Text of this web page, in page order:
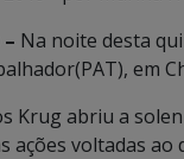
Na noite desta
em
Krug abriu a
ações voltadas